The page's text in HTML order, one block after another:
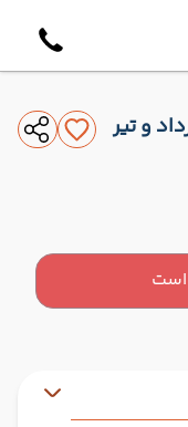
6 شب - خرداد و تیر
است